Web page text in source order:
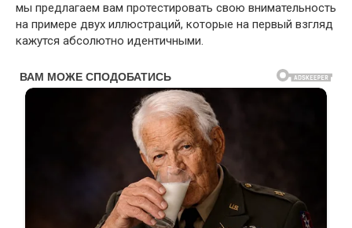
мы предлагаем вам протестировать свою внимательность
на примере двух иллюстраций, которые на первый взгляд
кажутся абсолютно идентичными.